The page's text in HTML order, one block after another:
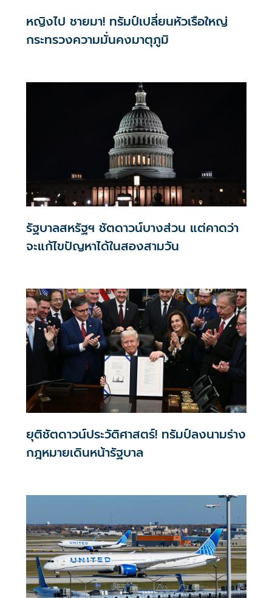
หญิงไป ชายมา! ทรัมป์เปลี่ยนหัวเรือใหญ่
กระทรวงความมั่นคงมาตุภูมิ
รัฐบาลสหรัฐฯ ชัตดาวน์บางส่วน แต่คาดว่า
จะแก้ไขปัญหาได้ในสองสามวัน
ยุติชัตดาวน์ประวัติศาสตร์! ทรัมป์ลงนามร่าง
กฎหมายเดินหน้ารัฐบาล